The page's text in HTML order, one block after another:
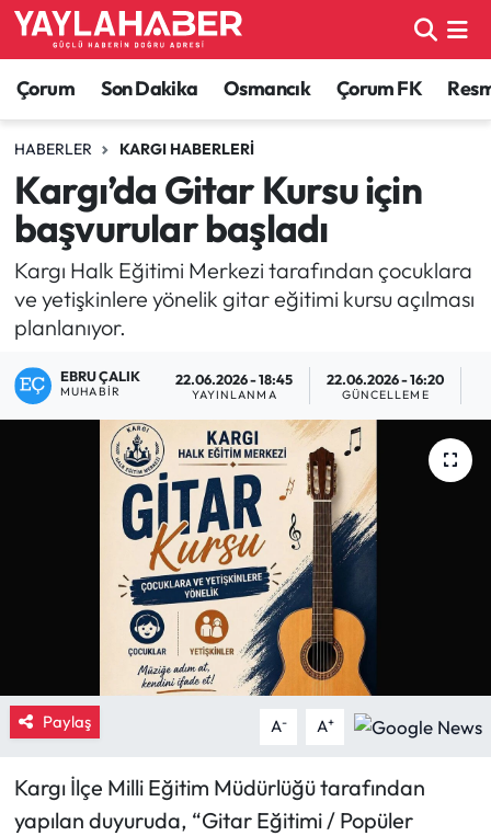
Çorum Son Dakika Osmancık Çorum FK
HABERLER KARGI HABERLERI
Kargı’da Gitar Kursu için
başvurular başladı
Kargı Halk Eğitimi Merkezi tarafından çocuklara
ve yetişkinlere yönelik gitar eğitimi kursu açılması
planlanıyor.
EBRU ÇALIK
MUHABIR
22.06.2026 - 18:45
YAYINLANMA
22.06.2026 - 16:20
GÜNCELLEME
Paylaş A- A+
Kargı İlçe Milli Eğitim Müdürlüğü tarafından
yapılan duyuruda, “Gitar Eğitimi / Popüler
Alaca Haberleri
Bayat Haberleri
Bilgi - Keşfet Haberleri
Bilim ve Teknoloji
Boğazkale Haberleri
Çorum Son Dakika Haberleri
Dodurga Haberleri
Ekonomi
İskilip Haberleri
Kimdir?
Çorum Nöbetçi Eczaneler
Çorum Hava Durumu
Çorum Namaz Vakitleri
Çorum Trafik Yoğunluk Haritası
TFF 1.Lig Puan Durumu ve Fikstür
Son Dakika Haberleri
Haber Arşivi